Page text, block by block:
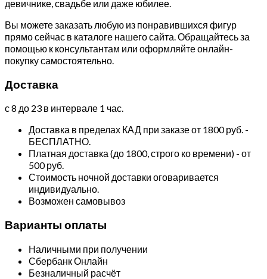
девичнике, свадьбе или даже юбилее.
Вы можете заказать любую из понравившихся фигур
прямо сейчас в каталоге нашего сайта. Обращайтесь за
помощью к консультантам или оформляйте онлайн-
покупку самостоятельно.
Доставка
с 8 до 23 в интервале 1 час.
Доставка в пределах КАД при заказе от 1800 руб. -
БЕСПЛАТНО.
Платная доставка (до 1800, строго ко времени) - от
500 руб.
Стоимость ночной доставки оговаривается
индивидуально.
Возможен самовывоз
Варианты оплаты
Наличными при получении
Сбербанк Онлайн
Безналичный расчёт